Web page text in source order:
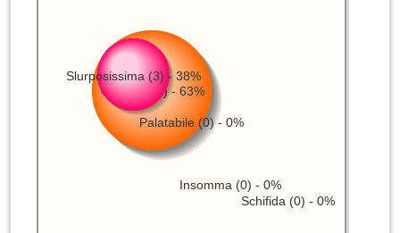
Gustosa (5) - 63%
Slurposissima (3) - 38%
Schifida (0) - 0%
Insomma (0) - 0%
Palatabile (0) - 0%